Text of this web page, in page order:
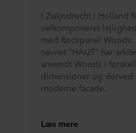
I Zwijndrecht i Holland
velkomponeret
med Rockpanel
navnet "HAUT" har
anvendt Woods i
dimensioner og derved
moderne facade.
Læs mere